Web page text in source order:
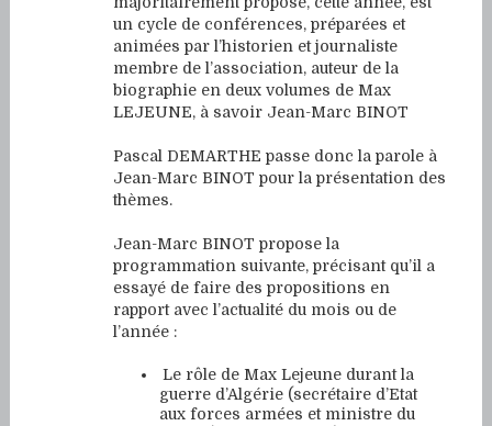
un cycle de conférences, préparées et
animées par l’historien et journaliste
membre de l’association, auteur de la
biographie en deux volumes de Max
LEJEUNE, à savoir Jean-Marc BINOT
Pascal DEMARTHE passe donc la parole à
Jean-Marc BINOT pour la présentation des
thèmes.
Jean-Marc BINOT propose la
programmation suivante, précisant qu’il a
essayé de faire des propositions en
rapport avec l’actualité du mois ou de
l’année :
Le rôle de Max Lejeune durant la
guerre d’Algérie (secrétaire d’Etat
aux forces armées et ministre du